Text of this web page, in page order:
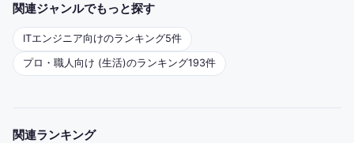
関連ジャンルでもっと探す
ITエンジニア向けのランキング5件
プロ・職人向け (生活)のランキング193件
関連ランキング